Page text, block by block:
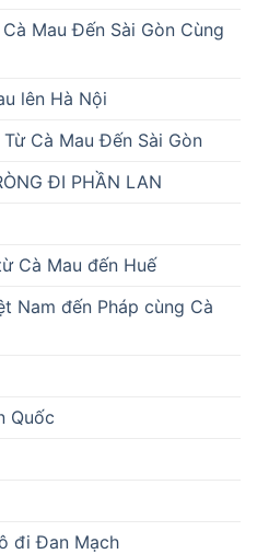
Mau Đến Sài Gòn Cùng
lên Hà Nội
Cà Mau Đến Sài Gòn
ĐI PHẦN LAN
Cà Mau đến Huế
Nam đến Pháp cùng Cà
Quốc
đi Đan Mạch